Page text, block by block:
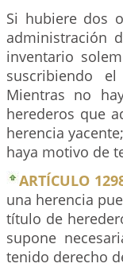
Si hubiere dos
administración
inventario
suscribiendo
Mientras no
herederos que
herencia
haya motivo de
ARTÍCULO
una herencia
título de
supone
tenido derecho